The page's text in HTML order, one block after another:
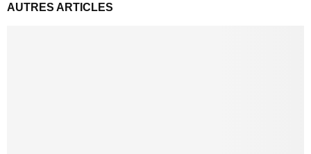
AUTRES ARTICLES